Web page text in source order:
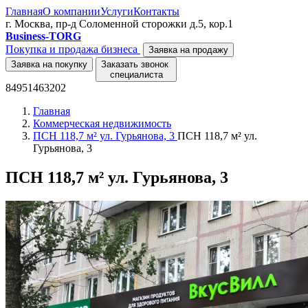
ГлавнаяО компанииУслугиКонтакты
г. Москва, пр-д Соломенной сторожки д.5, кор.1
Business-TORG
Покупка и продажа бизнеса
Заявка на продажу
Заявка на покупку
Заказать звонок
специалиста
84951463202
Главная
Коммерческая недвижимость
ПСН 118,7 м² ул. Гурьянова, 3 ПСН 118,7 м² ул.
Гурьянова, 3
ПСН 118,7 м² ул. Гурьянова, 3